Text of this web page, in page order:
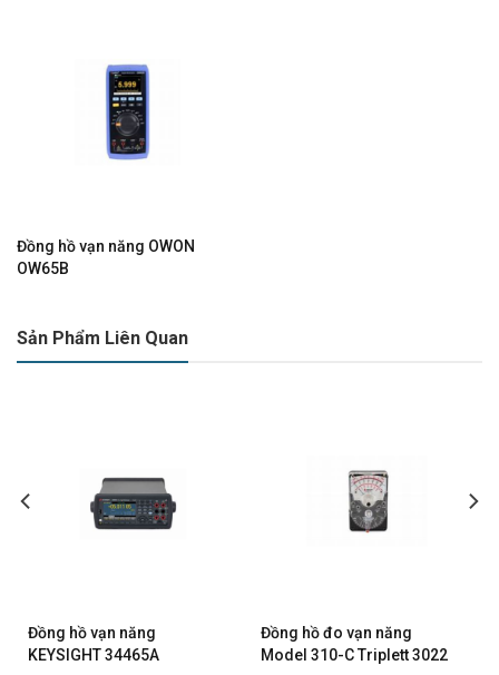
Đồng hồ vạn năng OWON
OW65B
Sản Phẩm Liên Quan
Đồng hồ vạn năng
KEYSIGHT 34465A
Đồng hồ đo vạn năng
Model 310-C Triplett 3022